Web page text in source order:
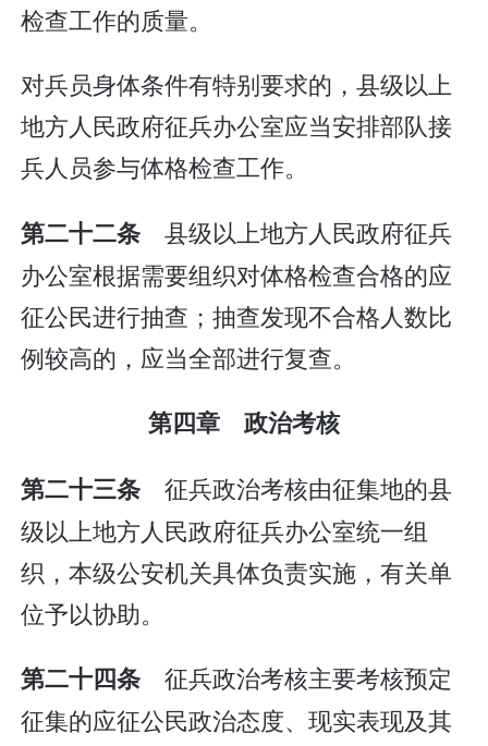
检查工作的质量。
对兵员身体条件有特别要求的，县级以上
地方人民政府征兵办公室应当安排部队接
兵人员参与体格检查工作。
第二十二条 县级以上地方人民政府征兵
办公室根据需要组织对体格检查合格的应
征公民进行抽查；抽查发现不合格人数比
例较高的，应当全部进行复查。
第四章 政治考核
第二十三条 征兵政治考核由征集地的县
级以上地方人民政府征兵办公室统一组
织，本级公安机关具体负责实施，有关单
位予以协助。
第二十四条 征兵政治考核主要考核预定
征集的应征公民政治态度、现实表现及其